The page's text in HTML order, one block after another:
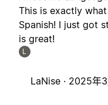
This is exactly
Spanish! I just got
is great!
L
LaNise · 2025年